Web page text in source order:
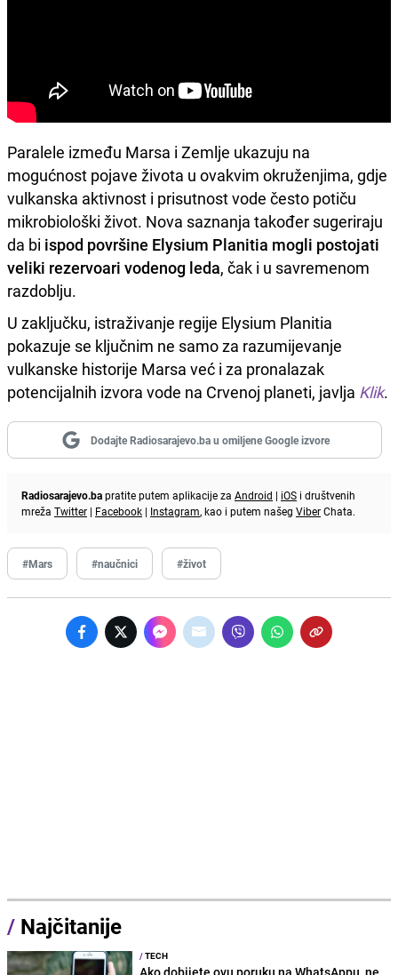
Paralele između Marsa i Zemlje ukazuju na
mogućnost pojave života u ovakvim okruženjima, gdje
vulkanska aktivnost i prisutnost vode često potiču
mikrobiološki život. Nova saznanja također sugeriraju
da bi ispod površine Elysium Planitia mogli postojati
veliki rezervoari vodenog leda, čak i u savremenom
razdoblju.
U zaključku, istraživanje regije Elysium Planitia
pokazuje se ključnim ne samo za razumijevanje
vulkanske historije Marsa već i za pronalazak
potencijalnih izvora vode na Crvenoj planeti, javlja Klik.
Dodajte Radiosarajevo.ba u omiljene Google izvore
Radiosarajevo.bapratite putem aplikacije za Android | iOS i društvenih
mreža Twitter | Facebook | Instagram, kao i putem našeg ViberChata.
#Mars #naučnici #život
/ Najčitanije
/TECH